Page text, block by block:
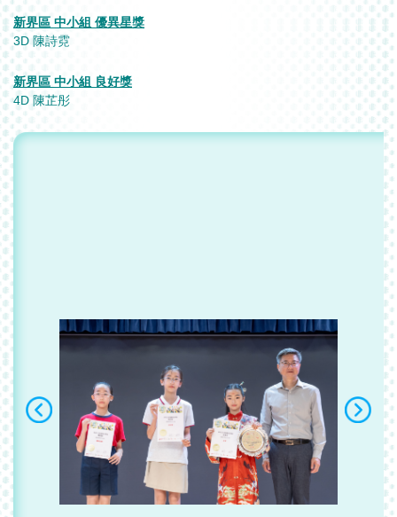
新界區 中小組 優異星獎
3D 陳詩霓
新界區 中小組 良好獎
4D 陳芷彤